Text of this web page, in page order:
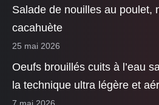
Salade de nouilles au poulet,
cacahuète
25 mai 2026
Oeufs brouillés cuits à l’eau
la technique ultra légère et